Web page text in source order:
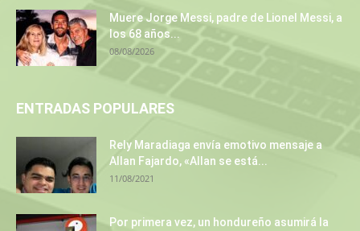
Muere Jorge Messi, padre de Lionel Messi, a
los 68 años...
08/08/2026
ENTRADAS POPULARES
Rely Maradiaga envía emotivo mensaje a
Allan Fajardo, «Allan se está...
11/08/2021
Por primera vez, un hondureño asumirá la